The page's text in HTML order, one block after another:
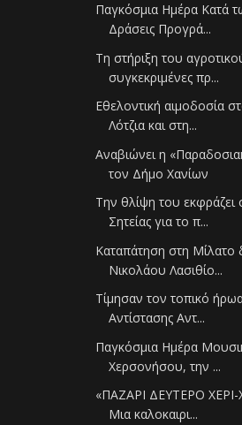
Παγκόσμια Ημέρα Κατά
Δράσεις Προγρά...
Τη στήριξη του
συγκεκριμένες πρ...
Εθελοντική αιμοδοσία
Λότζια και στη...
Αναβιώνει η
τον Δήμο Χανίων
Την θλίψη του εκφράζει
Σητείας για το π...
Καταπάτηση στη Μίλατο
Νικολάου Λασιθίο...
Τίμησαν τον τοπικό
Αντίστασης Αντ...
Παγκόσμια Ημέρα
Χερσονήσου, την ...
«ΠΑΖΑΡΙ ΔΕΥΤΕΡΟ
Μια καλοκαιρι...